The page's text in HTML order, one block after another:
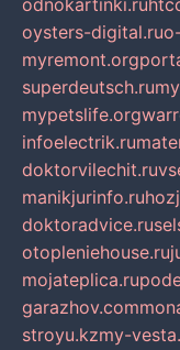
odnokartinki.ru
oysters-digital.ru
myremont.org
superdeutsch.ru
mypetslife.org
infoelectrik.ru
doktorvilechit.ru
manikjurinfo.ru
doktoradvice.ru
otopleniehouse.ru
mojateplica.ru
garazhov.com
stroyu.kzmy-